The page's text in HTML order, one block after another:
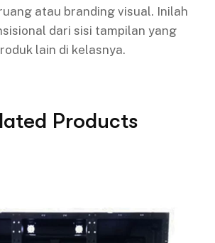
atau branding visual. Inilah
dari sisi tampilan yang
lain di kelasnya.
Products